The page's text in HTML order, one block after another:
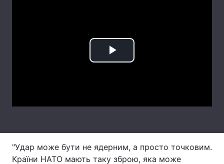
Play
"Удар може бути не ядерним, а просто точковим.
Країни НАТО мають таку зброю, яка може